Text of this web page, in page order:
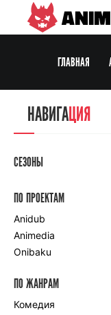
ГЛАВНАЯ
НАВИГАЦИЯ
СЕЗОНЫ
ПО ПРОЕКТАМ
Anidub
Animedia
Onibaku
ПО ЖАНРАМ
Комедия